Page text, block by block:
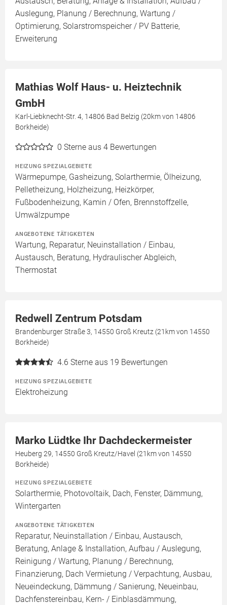
Auslegung, Planung / Berechnung, Wartung /
Optimierung, Solarstromspeicher / PV Batterie,
Erweiterung
Mathias Wolf Haus- u. Heiztechnik
GmbH
Karl-Liebknecht-Str. 4, 14806 Bad Belzig (20km von 14806
Borkheide)
0 Sterne aus 4 Bewertungen
HEIZUNG SPEZIALGEBIETE
Wärmepumpe, Gasheizung, Solarthermie, Ölheizung,
Pelletheizung, Holzheizung, Heizkörper,
Fußbodenheizung, Kamin / Ofen, Brennstoffzelle,
Umwälzpumpe
ANGEBOTENE TÄTIGKEITEN
Wartung, Reparatur, Neuinstallation / Einbau,
Austausch, Beratung, Hydraulischer Abgleich,
Thermostat
Redwell Zentrum Potsdam
Brandenburger Straße 3, 14550 Groß Kreutz (21km von 14550
Borkheide)
4.6 Sterne aus 19 Bewertungen
HEIZUNG SPEZIALGEBIETE
Elektroheizung
Marko Lüdtke Ihr Dachdeckermeister
Heuberg 29, 14550 Groß Kreutz/Havel (21km von 14550
Borkheide)
HEIZUNG SPEZIALGEBIETE
Solarthermie, Photovoltaik, Dach, Fenster, Dämmung,
Wintergarten
ANGEBOTENE TÄTIGKEITEN
Reparatur, Neuinstallation / Einbau, Austausch,
Beratung, Anlage & Installation, Aufbau / Auslegung,
Reinigung / Wartung, Planung / Berechnung,
Finanzierung, Dach Vermietung / Verpachtung, Ausbau,
Neueindeckung, Dämmung / Sanierung, Neueinbau,
Dachfenstereinbau, Kern- / Einblasdämmung,